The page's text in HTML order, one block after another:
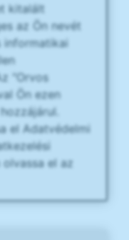
kitalált
az Ön nevét
informatikai
"Orvos
Ön ezen
el Adatvédelmi
el az